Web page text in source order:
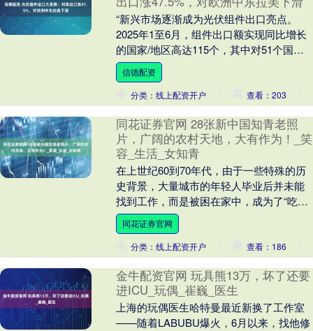
“新兴市场逐渐成为光伏组件出口亮点。
2025年1至6月，组件出口额实现同比增长
的国家/地区高达115个，其中对51个国家
的出口额增长率更是超过100%，与202....
信德配资
分类：线上配资开户
查看：203
同花证券官网 28张新中国知青老照
片，广阔的农村天地，大有作为！_笑
容_生活_女知青
在上世纪60到70年代，由于一些特殊的历
史背景，大量城市的年轻人毕业后并未能
找到工作，而是被困在家中，成为了“吃闲
饭”的一代人。为了缓解这一困境，国家号
召这些年....
同花证券官网
分类：线上配资开户
查看：186
金牛配资官网 玩具熊13万，坏了还要
进ICU_玩偶_崔巍_医生
上海的玩偶医生哈特曼最近新换了工作室
——随着LABUBU爆火，6月以来，找他修